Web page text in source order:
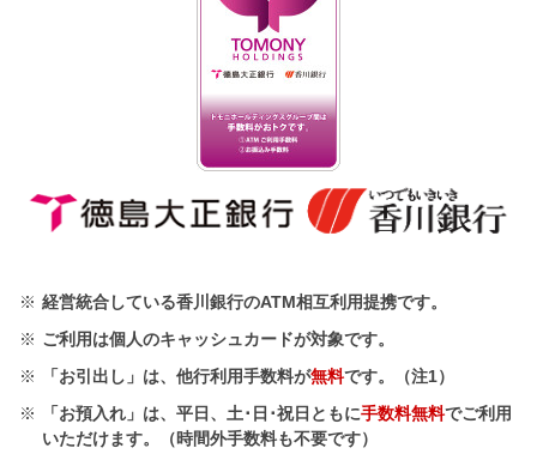
※ 経営統合している香川銀行のATM相互利用提携です。
※ ご利用は個人のキャッシュカードが対象です。
※
「お引出し」は、他行利用手数料が無料です。（注1）
※
「お預入れ」は、平日、土･日･祝日ともに手数料無料でご利用
いただけます。（時間外手数料も不要です）